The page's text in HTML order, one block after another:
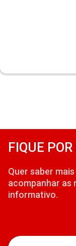
FIQUE
Quer saber
acompanhar as
informativo.